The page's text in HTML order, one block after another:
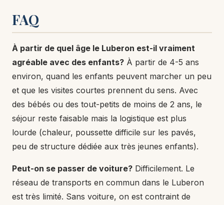
FAQ
À partir de quel âge le Luberon est-il vraiment
agréable avec des enfants? À partir de 4-5 ans
environ, quand les enfants peuvent marcher un peu
et que les visites courtes prennent du sens. Avec
des bébés ou des tout-petits de moins de 2 ans, le
séjour reste faisable mais la logistique est plus
lourde (chaleur, poussette difficile sur les pavés,
peu de structure dédiée aux très jeunes enfants).
Peut-on se passer de voiture? Difficilement. Le
réseau de transports en commun dans le Luberon
est très limité. Sans voiture, on est contraint de